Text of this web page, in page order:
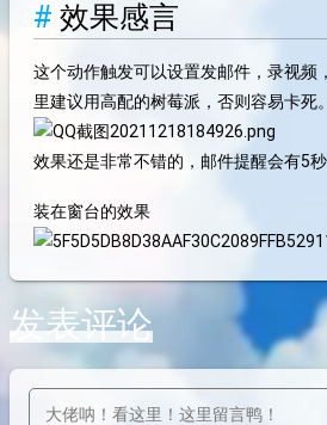
效果感言
这个动作触发可以设置发邮件，录视频
里建议用高配的树莓派，否则容易卡死。
效果还是非常不错的，邮件提醒会有5
装在窗台的效果
发表评论